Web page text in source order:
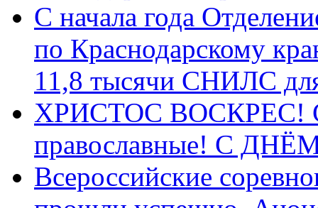
С начала года
по Краснодарскому
11,8 тысячи СНИЛС
ХРИСТОС ВОСКРЕС! С
православные! C
Всероссийские